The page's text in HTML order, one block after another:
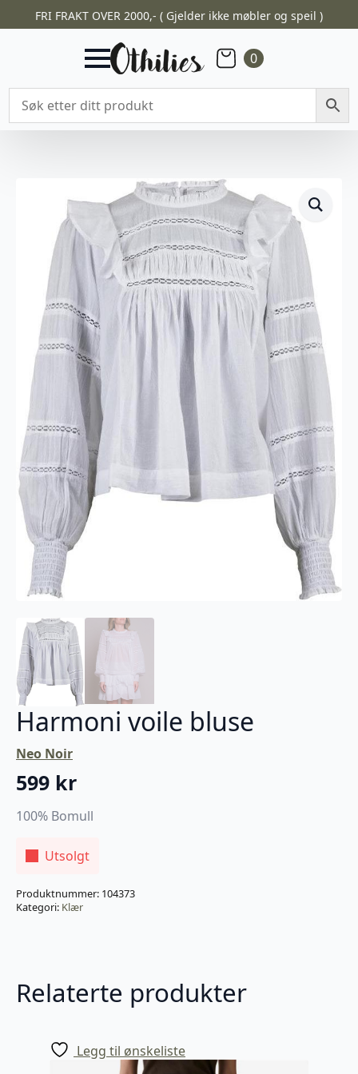
FRI FRAKT OVER 2000,- ( Gjelder ikke møbler og speil )
0
Harmoni voile bluse
Neo Noir
599 kr
100% Bomull
Utsolgt
Produktnummer: 104373
Kategori: Klær
Relaterte produkter
Legg til ønskeliste